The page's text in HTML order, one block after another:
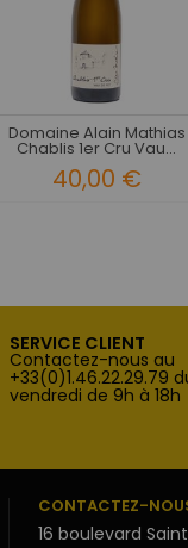
Domaine Alain Mathias
Chablis 1er Cru Vau...
40,00 €
SERVICE CLIENT
Contactez-nous au
+33(0)1.46.22.29.79
vendredi de 9h à 18h
CONTACTEZ-
16 boulevard